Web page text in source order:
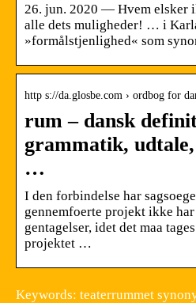
26. jun. 2020 — Hvem elsker
alle dets muligheder! … i
»formålstjenlighed« som
http s://da.glosbe.com › ordbog for
rum – dansk
grammatik,
…
I den forbindelse har
gennemfoerte projekt ikke
gentagelser, idet det maa
projektet …
Keywords: teaterrummet